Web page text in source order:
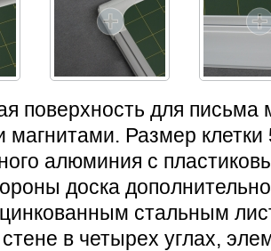
поверхность для письма
Размер клетки
алюминия с
доска дополнительно
стальным
в четырех углах,